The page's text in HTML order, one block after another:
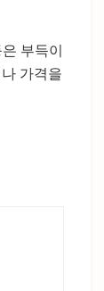
부득이
가격을